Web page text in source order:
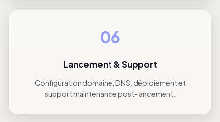
06
Lancement & Support
Configuration domaine, DNS, déploiement et
support maintenance post-lancement.